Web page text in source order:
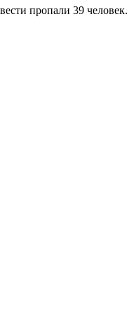
пропали 39 человек.